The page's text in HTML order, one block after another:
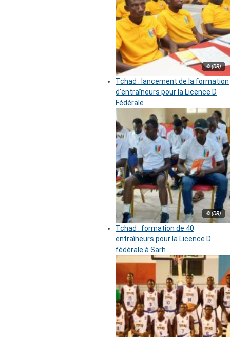
© (DR)
Tchad : lancement de la formation
d’entraîneurs pour la Licence D
Fédérale
© (DR)
Tchad : formation de 40
entraîneurs pour la Licence D
fédérale à Sarh